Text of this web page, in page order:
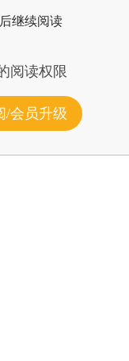
继续阅读
阅读权限
/会员升级